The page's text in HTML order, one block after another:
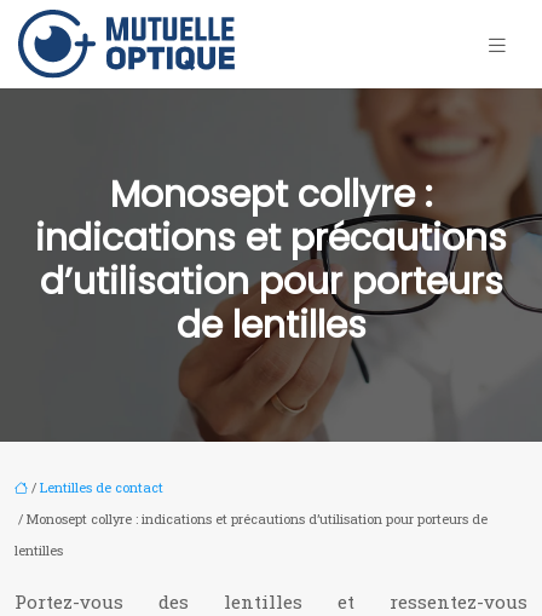
Monosept collyre :
indications et précautions
d’utilisation pour porteurs
de lentilles
/ Lentilles de contact
/ Monosept collyre : indications et précautions d’utilisation pour porteurs de
lentilles
Portez-vous des lentilles et ressentez-vous